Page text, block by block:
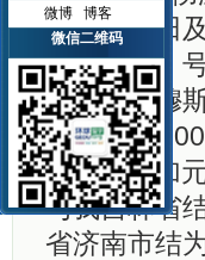
金黄小麦田
库而著名，
斯卡通、穆
萨省2000
域41.3亿加
与我吉林省
省济南市结
微博
博客
微信二维码